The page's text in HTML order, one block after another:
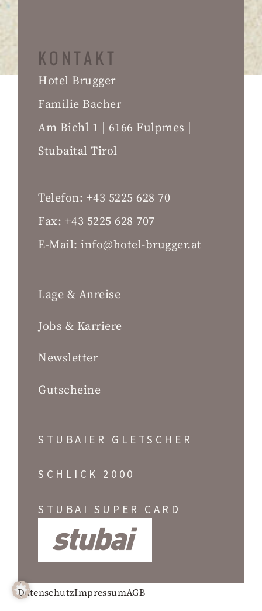
KONTAKT
Hotel Brugger
Familie Bacher
Am Bichl 1 | 6166 Fulpmes |
Stubaital Tirol
Telefon: +43 5225 628 70
Fax: +43 5225 628 707
E-Mail: info@hotel-brugger.at
Lage & Anreise
Jobs & Karriere
Newsletter
Gutscheine
STUBAIER GLETSCHER
SCHLICK 2000
STUBAI SUPER CARD
DatenschutzImpressumAGB